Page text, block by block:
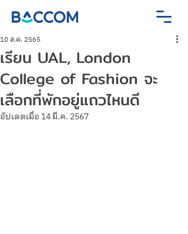
เรียน UAL, London
College of Fashion จะ
เลือกที่พักอยู่แถวไหนดี
10 ส.ค. 2565
อัปเดตเมื่อ 14 มี.ค. 2567